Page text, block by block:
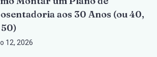
aos 30 Anos (ou 40,
12, 2026